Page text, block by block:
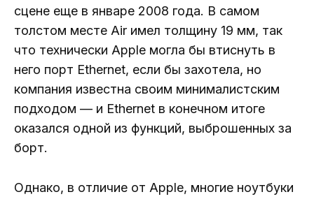
сцене еще в январе 2008 года. В самом
толстом месте Air имел толщину 19 мм, так
что технически Apple могла бы втиснуть в
него порт Ethernet, если бы захотела, но
компания известна своим минималистским
подходом — и Ethernet в конечном итоге
оказался одной из функций, выброшенных за
борт.
Однако, в отличие от Apple, многие ноутбуки